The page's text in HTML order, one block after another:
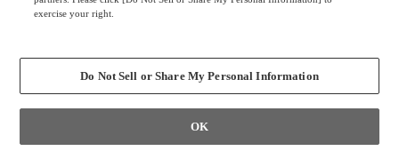
exercise your right.
Do Not Sell or Share My Personal Information
OK